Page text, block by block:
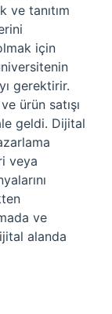
ve tanıtım
için
gerektirir.
ürün satışı
geldi. Dijital
veya
ve
alanda